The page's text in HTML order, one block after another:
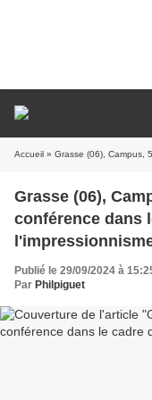
Accueil » Grasse (06), Campus, 5
Grasse (06),
conférence dans le
Publié le 29/09/2024 à
Par Philpiguet